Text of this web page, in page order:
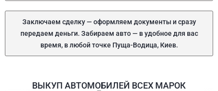
Заключаем сделку — оформляем документы и сразу
передаем деньги. Забираем авто — в удобное для вас
время, в любой точке Пуща-Водица, Киев.
ВЫКУП АВТОМОБИЛЕЙ ВСЕХ МАРОК